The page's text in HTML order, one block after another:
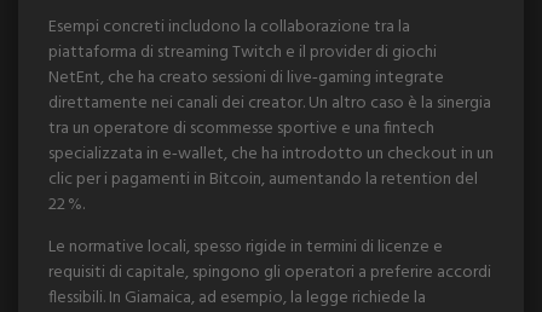
Esempi concreti includono la collaborazione tra la
piattaforma di streaming Twitch e il provider di giochi
NetEnt, che ha creato sessioni di live‑gaming integrate
direttamente nei canali dei creator. Un altro caso è la sinergia
tra un operatore di scommesse sportive e una fintech
specializzata in e‑wallet, che ha introdotto un checkout in un
clic per i pagamenti in Bitcoin, aumentando la retention del
22 %.
Le normative locali, spesso rigide in termini di licenze e
requisiti di capitale, spingono gli operatori a preferire accordi
flessibili. In Giamaica, ad esempio, la legge richiede la